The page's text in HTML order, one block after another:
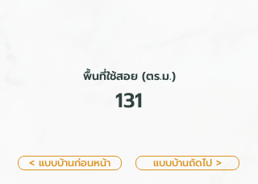
พื้นที่ใช้สอย (ตร.ม.)
131
< แบบบ้านก่อนหน้า แบบบ้านถัดไป >